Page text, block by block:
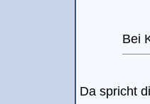
Bei
Da spricht